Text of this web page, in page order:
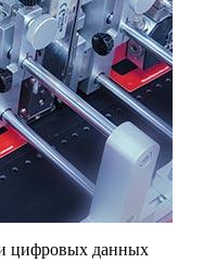
цифровых данных